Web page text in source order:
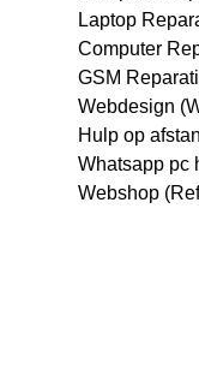
Laptop
Computer
GSM
Webdesign
Hulp op
Whatsapp pc
Webshop